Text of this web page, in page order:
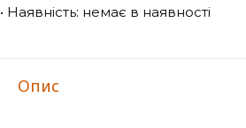
• Наявність: немає в наявності
Опис